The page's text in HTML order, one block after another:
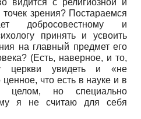
видится с религиозной и
точек зрения? Постараемся
добросовестному и
принять и усвоить
на главный предмет его
(Есть, наверное, и то,
церкви увидеть и «не
ценное, что есть в науке и в
целом, но специально
я не считаю для себя